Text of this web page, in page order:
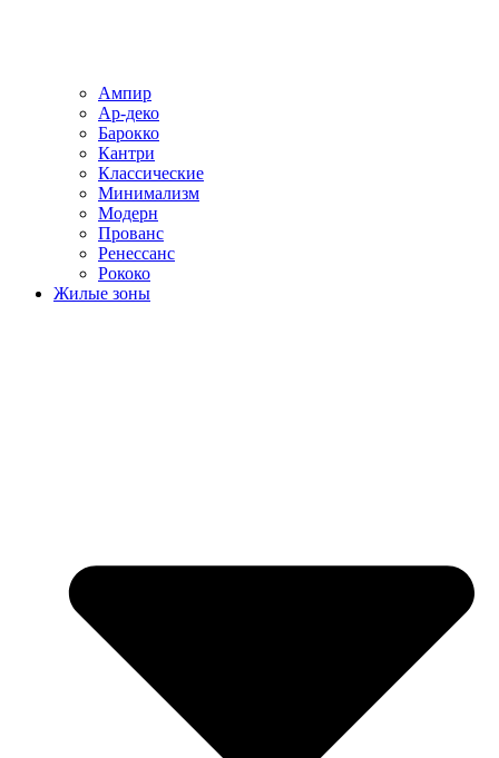
Ампир
Ар-деко
Барокко
Кантри
Классические
Минимализм
Модерн
Прованс
Ренессанс
Рококо
Жилые зоны